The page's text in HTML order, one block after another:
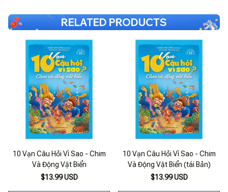
RELATED PRODUCTS
10 Vạn Câu Hỏi Vì Sao - Chim
Và Động Vật Biển
$13.99 USD
10 Vạn Câu Hỏi Vì Sao - Chim
Và Động Vật Biển (tái Bản)
$13.99 USD